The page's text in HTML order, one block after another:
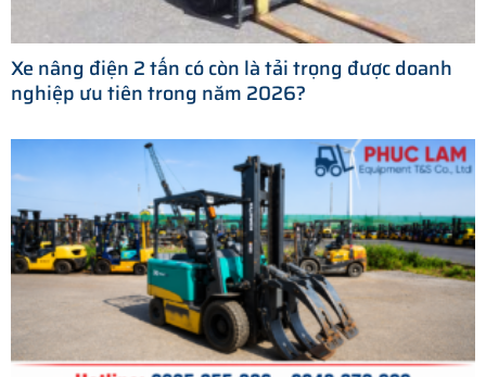
Xe nâng điện 2 tấn có còn là tải trọng được doanh
nghiệp ưu tiên trong năm 2026?